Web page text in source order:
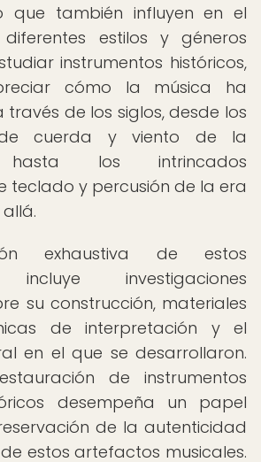
que también influyen en el
estilos y géneros
instrumentos históricos,
cómo la música ha
de los siglos, desde los
de cuerda y viento de la
hasta los intrincados
teclado y percusión de la era
exhaustiva de estos
incluye investigaciones
su construcción, materiales
de interpretación y el
en el que se desarrollaron.
de instrumentos
desempeña un papel
de la autenticidad
estos artefactos musicales.